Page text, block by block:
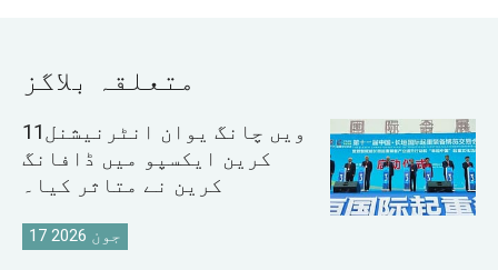
متعلقہ بلاگز
11ویں چانگ یوان انٹرنیشنل
کرین ایکسپو میں ڈافانگ
کرین نے متاثر کیا۔
17 جون 2026